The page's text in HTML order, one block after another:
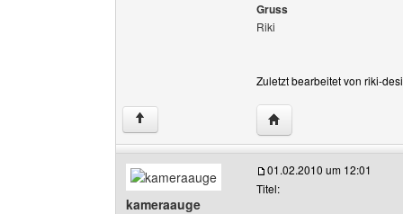
Gruss
Riki
Zuletzt bearbeitet von riki-
↑ Website dieses
kameraauge
01.02.2010 um 12:01
Titel: